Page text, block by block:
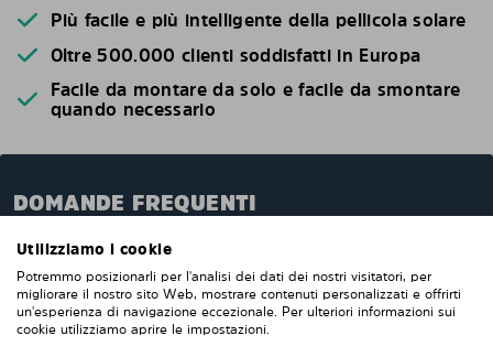
Più facile e più intelligente della pellicola solare
Oltre 500.000 clienti soddisfatti in Europa
Facile da montare da solo e facile da smontare
quando necessario
DOMANDE FREQUENTI
Quando ordini da noi i pannelli oscuranti pretagliati,
questi verranno prodotti appositamente per te e su
misura per i vetri della tua auto. Non devi tagliare o
rifinire nulla da solo. I nostri pannelli parasole
vengono consegnati pretagliati con una vestibilità
Utilizziamo i cookie
Potremmo posizionarli per l'analisi dei dati dei nostri visitatori, per
migliorare il nostro sito Web, mostrare contenuti personalizzati e offrirti
un'esperienza di navigazione eccezionale. Per ulteriori informazioni sui
cookie utilizziamo aprire le impostazioni.